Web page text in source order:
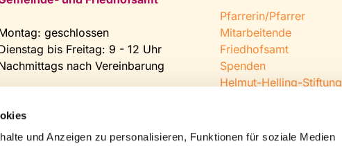
und Anzeigen zu personalisieren, Funktionen für soziale Medien
geschlossen
bis Freitag: 9 - 12 Uhr
nach Vereinbarung
0 52 04 / 25 65
gemeindeamt@kirche-
Pfarrerin/Pfarrer
Mitarbeitende
Friedhofsamt
Spenden
Helmut-Helling-Stiftung